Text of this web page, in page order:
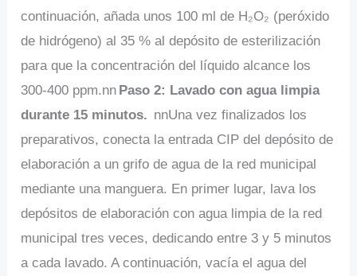
continuación, añada unos 100 ml de H₂O₂ (peróxido
de hidrógeno) al 35 % al depósito de esterilización
para que la concentración del líquido alcance los
300-400 ppm.nn Paso 2: Lavado con agua limpia
durante 15 minutos. nnUna vez finalizados los
preparativos, conecta la entrada CIP del depósito de
elaboración a un grifo de agua de la red municipal
mediante una manguera. En primer lugar, lava los
depósitos de elaboración con agua limpia de la red
municipal tres veces, dedicando entre 3 y 5 minutos
a cada lavado. A continuación, vacía el agua del